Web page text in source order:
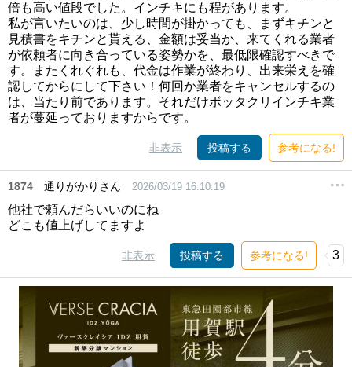
倍も高い値段でした。インチキにも程があります。
私が言いたいのは、少し時間が掛かっても、まずキチンと
見積書をキチンと貰える、金額は妥当か、来てくれる業者
が依頼者に向き合っている姿勢かを、最低限確認すべきで
す。またくれぐれも、代金は作業が終わり、出来栄えを確
認してからにして下さい！何回か業者をキャンセルするの
は、当たり前であります。それだけボッタクリインチキ業
者が蔓延っておりますからです。
非表示 投稿する 参考になる!
1874 通りがかりさん 2026/03/19 16:10:19
他社で頼んだらいいのにね
どこも値上げしてますよ
非表示 投稿する 参考になる! 3